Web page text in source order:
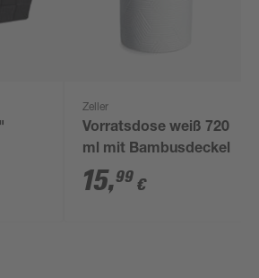
Zeller
Vorratsdose weiß 720
ml mit Bambusdeckel
15,99 €